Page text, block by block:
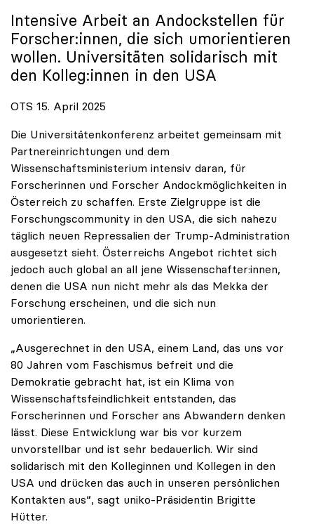
Intensive Arbeit an Andockstellen für
Forscher:innen, die sich umorientieren
wollen. Universitäten solidarisch mit
den Kolleg:innen in den USA
OTS 15. April 2025
Die Universitätenkonferenz arbeitet gemeinsam mit
Partnereinrichtungen und dem
Wissenschaftsministerium intensiv daran, für
Forscherinnen und Forscher Andockmöglichkeiten in
Österreich zu schaffen. Erste Zielgruppe ist die
Forschungscommunity in den USA, die sich nahezu
täglich neuen Repressalien der Trump-Administration
ausgesetzt sieht. Österreichs Angebot richtet sich
jedoch auch global an all jene Wissenschafter:innen,
denen die USA nun nicht mehr als das Mekka der
Forschung erscheinen, und die sich nun
umorientieren.
„Ausgerechnet in den USA, einem Land, das uns vor
80 Jahren vom Faschismus befreit und die
Demokratie gebracht hat, ist ein Klima von
Wissenschaftsfeindlichkeit entstanden, das
Forscherinnen und Forscher ans Abwandern denken
lässt. Diese Entwicklung war bis vor kurzem
unvorstellbar und ist sehr bedauerlich. Wir sind
solidarisch mit den Kolleginnen und Kollegen in den
USA und drücken das auch in unseren persönlichen
Kontakten aus“, sagt uniko-Präsidentin Brigitte
Hütter.